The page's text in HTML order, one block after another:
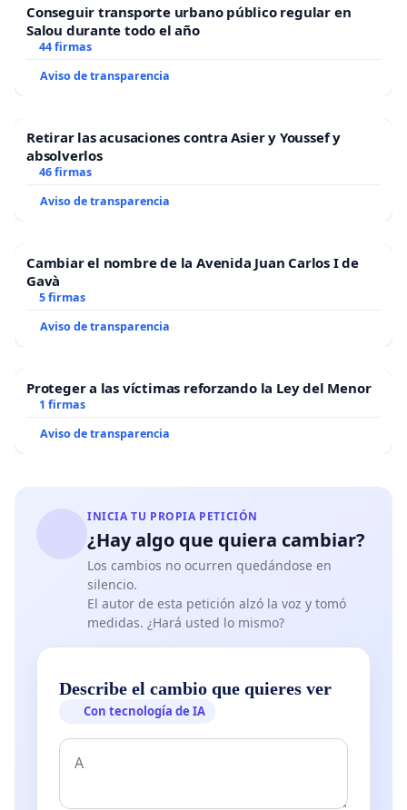
Conseguir transporte urbano público regular en
Salou durante todo el año
44 firmas
Aviso de transparencia
Retirar las acusaciones contra Asier y Youssef y
absolverlos
46 firmas
Aviso de transparencia
Cambiar el nombre de la Avenida Juan Carlos I de
Gavà
5 firmas
Aviso de transparencia
Proteger a las víctimas reforzando la Ley del Menor
1 firmas
Aviso de transparencia
INICIA TU PROPIA PETICIÓN
¿Hay algo que quiera cambiar?
Los cambios no ocurren quedándose en
silencio.
El autor de esta petición alzó la voz y tomó
medidas. ¿Hará usted lo mismo?
Describe el cambio que quieres ver
Con tecnología de IA